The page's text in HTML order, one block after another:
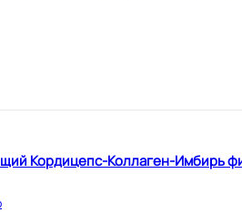
Кордицепс-Коллаген-Имбирь